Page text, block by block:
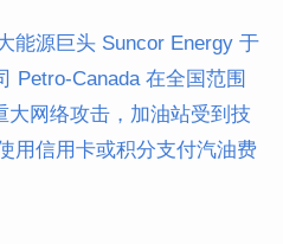
能源巨头 Suncor Energy 于
Petro-Canada 在全国范围
大网络攻击，加油站受到技
用信用卡或积分支付汽油费